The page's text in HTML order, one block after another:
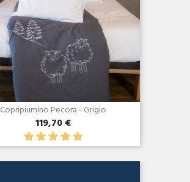
Copripiumino Pecora - Grigio
119,70 €
Anteprima